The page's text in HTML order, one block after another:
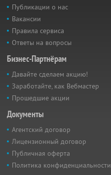
Публикации о нас
Вакансии
Правила сервиса
Ответы на вопросы
Бизнес-Партнёрам
Давайте сделаем акцию!
Заработайте, как Вебмастер
Прошедшие акции
Документы
Агентский договор
Лицензионный договор
Публичная оферта
Политика конфиденциальности